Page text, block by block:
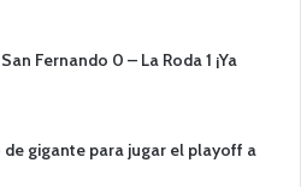
Fernando 0 – La Roda 1 ¡Ya
gigante para jugar el playoff a